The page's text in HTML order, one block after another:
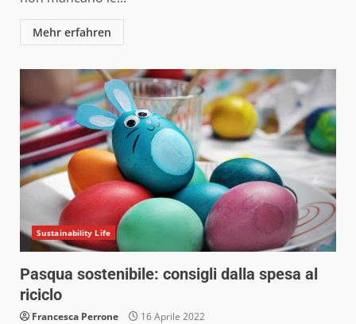
Mehr erfahren
Sustainability Life
Pasqua sostenibile: consigli dalla spesa al
riciclo
Francesca Perrone 16 Aprile 2022